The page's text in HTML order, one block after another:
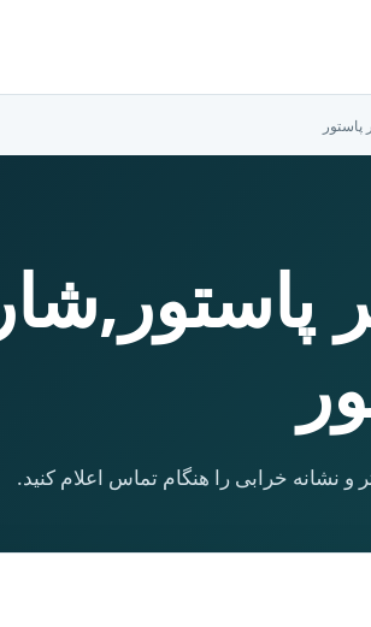
پاستور
نشانه خرابی را هنگام تماس اعلام کنید.